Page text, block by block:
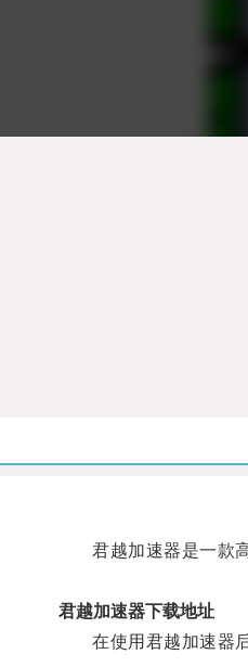
君越加速器是一款高
君越加速器下载地址
在使用君越加速器后